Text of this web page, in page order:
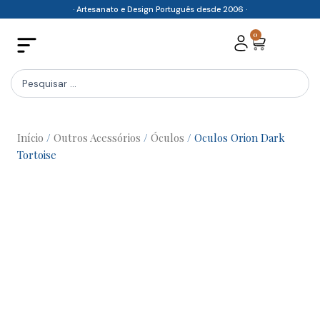
content
· Artesanato e Design Português desde 2006 ·
0
Cart
Search
...
Início / Outros Acessórios / Óculos / Oculos Orion Dark
Tortoise